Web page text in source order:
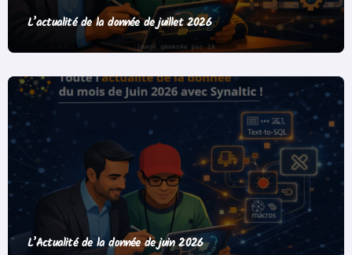
L’actualité de la donnée de juillet 2026
L’Actualité de la donnée de juin 2026